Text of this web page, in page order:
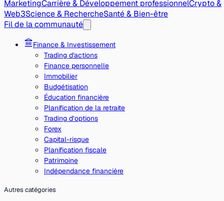
MarketingCarrière & Développement professionnelCrypto &
Web3Science & RechercheSanté & Bien-être
Fil de la communauté
Finance & Investissement
Trading d'actions
Finance personnelle
Immobilier
Budgétisation
Éducation financière
Planification de la retraite
Trading d’options
Forex
Capital-risque
Planification fiscale
Patrimoine
Indépendance financière
Autres catégories